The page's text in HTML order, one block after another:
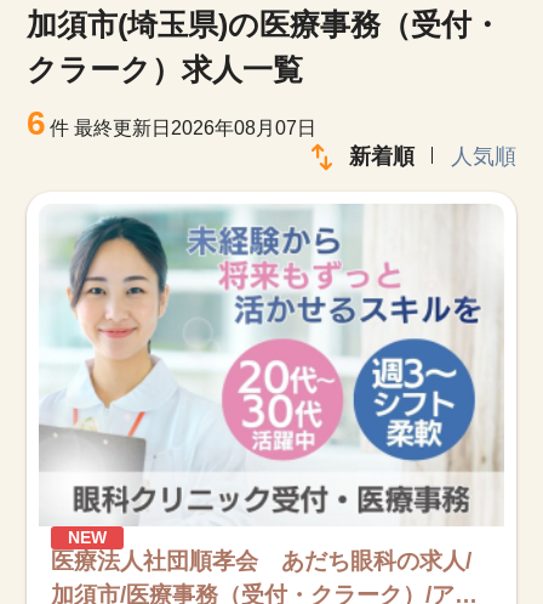
見学会・イベント情報
お知らせ
医療事務求人ドットコムとは
サイトの使い方
就職サポート
人材をお探しの医療機関・企業様
運営会社
加須市(埼玉県)の医療事務（受付・
クラーク）求人一覧
6 件最終更新日2026年08月07日
新着順 人気順
NEW
医療法人社団順孝会 あだち眼科の求人/
加須市/医療事務（受付・クラーク）/アル
甲信越・北陸 中国・四国
九州・沖縄